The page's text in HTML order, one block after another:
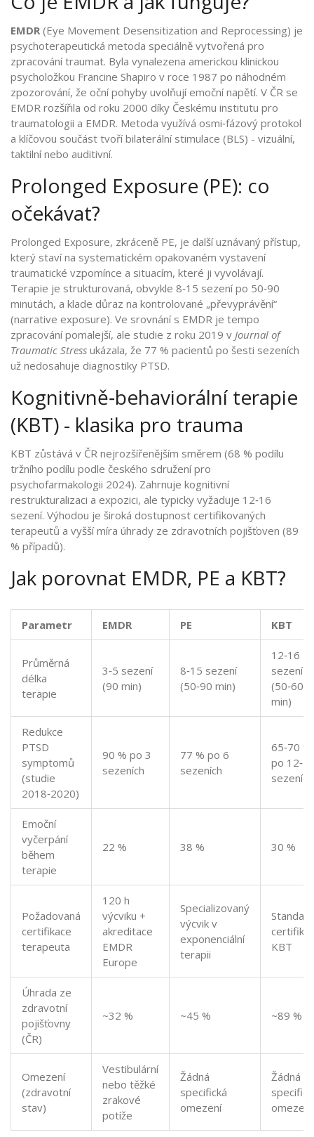
EMDR (Eye Movement Desensitization and Reprocessing) je
psychoterapeutická metoda speciálně vytvořená pro
zpracování traumat. Byla vynalezena americkou klinickou
psycholožkou Francine Shapiro v roce 1987 po náhodném
zpozorování, že oční pohyby uvolňují emoční napětí. V ČR se
EMDR rozšířila od roku 2000 díky Českému institutu pro
traumatologii a EMDR. Metoda využívá osmi‑fázový protokol
a klíčovou součást tvoří bilaterální stimulace (BLS) - vizuální,
taktilní nebo auditivní.
Prolonged Exposure (PE): co
očekávat?
Prolonged Exposure, zkráceně PE, je další uznávaný přístup,
který staví na systematickém opakovaném vystavení
traumatické vzpomínce a situacím, které ji vyvolávají.
Terapie je strukturovaná, obvykle 8‑15 sezení po 50‑90
minutách, a klade důraz na kontrolované „převyprávění“
(narrative exposure). Ve srovnání s EMDR je tempo
zpracování pomalejší, ale studie z roku 2019 v Journal of
Traumatic Stress ukázala, že 77 % pacientů po šesti sezeních
už nedosahuje diagnostiky PTSD.
Kognitivně‑behaviorální terapie
(KBT) - klasika pro trauma
KBT zůstává v ČR nejrozšířenějším směrem (68 % podílu
tržního podílu podle českého sdružení pro
psychofarmakologii 2024). Zahrnuje kognitivní
restrukturalizaci a expozici, ale typicky vyžaduje 12‑16
sezení. Výhodou je široká dostupnost certifikovaných
terapeutů a vyšší míra úhrady ze zdravotních pojišťoven (89
% případů).
Jak porovnat EMDR, PE a KBT?
Parametr EMDR PE KBT
Průměrná
délka
terapie
3‑5 sezení
(90 min)
8‑15 sezení
(50‑90 min)
12‑16
sezení
(50‑60
min)
Redukce
PTSD
symptomů
(studie
2018‑2020)
90 % po 3
sezeních
77 % po 6
sezeních
65‑70 %
po
sezeních
Emoční
vyčerpání
během
terapie
22 % 38 % 30 %
Požadovaná
certifikace
terapeuta
120 h
výcviku +
akreditace
EMDR
Europe
Specializovaný
výcvik v
exponenciální
terapii
KBT
Úhrada ze
zdravotní
pojišťovny
(ČR)
~32 % ~45 % ~89 %
Omezení
(zdravotní
stav)
Vestibulární
nebo těžké
zrakové
potíže
Žádná
specifická
omezení
Žádná
omezení